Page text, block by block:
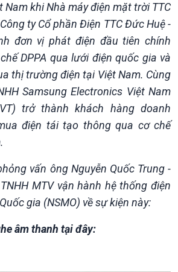
Thời sự
Thời sự 12h
Thời sự 18h
Thời sự 21h30
Bản tin
Theo dòng Thời sự
Nam khi Nhà máy điện mặt trời TTC
ty Cổ phần Điện TTC Đức Huệ -
đơn vị phát điện đầu tiên chính
DPPA qua lưới điện quốc gia và
thị trường điện tại Việt Nam. Cùng
Samsung Electronics Việt Nam
trở thành khách hàng doanh
điện tái tạo thông qua cơ chế
vấn ông Nguyễn Quốc Trung -
MTV vận hành hệ thống điện
gia (NSMO) về sự kiện này:
âm thanh tại đây: